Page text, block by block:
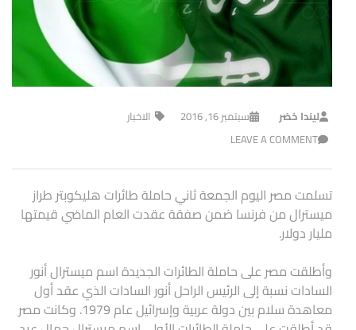
ليندا خضر سبتمبر 16, 2016
الاخبار
LEAVE A COMMENT
تسلمت مصر اليوم الجمعة ثاني حاملة طائرات هليكوبتر طراز
ميسترال من فرنسا ضمن صفقة عقدت العام الماضي قيمتها
مليار دولار.
وأطلقت مصر على حاملة الطائرات الجديدة اسم ميسترال أنور
السادات نسبة إلى الرئيس الراحل أنور السادات الذي عقد أول
معاهدة سلام بين دولة عربية وإسرائيل عام 1979. وكانت مصر